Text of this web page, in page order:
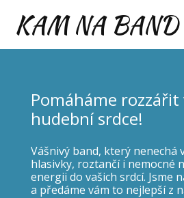
KAM NA BAND
Pomáháme rozzářit
hudební srdce!
Vášnivý band, který nenechá
hlasivky, roztančí i nemocné
energii do vašich srdcí. Jsme
a předáme vám to nejlepší z